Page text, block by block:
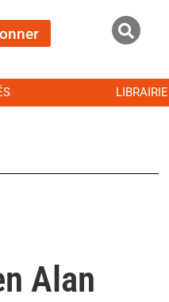
LIBRAIRIE
Alan